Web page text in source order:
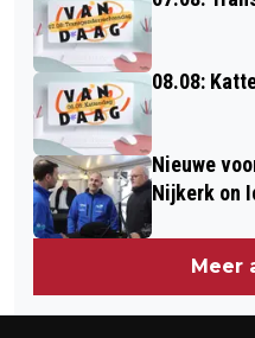
08.08:
Nieuwe
Nijkerk on
Meer